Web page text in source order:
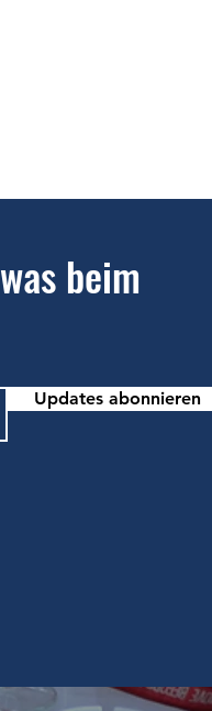
beim
Updates abonnieren